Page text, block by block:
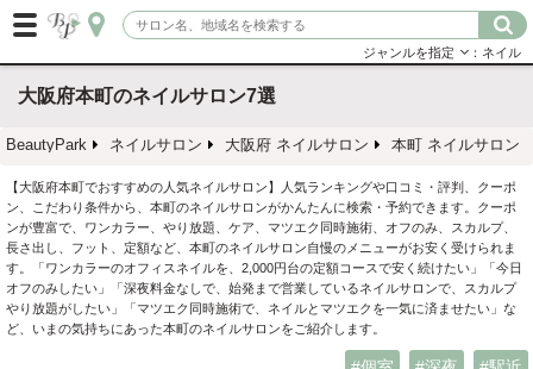
ジャンルを指定 ：ネイル
大阪府本町のネイルサロン7選
BeautyPark ネイルサロン 大阪府 ネイルサロン 本町 ネイルサロン
【大阪府本町でおすすめの人気ネイルサロン】人気ランキングや口コミ・評判、クーポ
ン、こだわり条件から、本町のネイルサロンがかんたんに検索・予約できます。クーポ
ンが豊富で、ワンカラー、やり放題、ケア、マツエク同時施術、オフのみ、スカルプ、
長さ出し、フット、定額など、本町のネイルサロン自慢のメニューがお安く受けられま
す。「ワンカラーのオフィスネイルを、2,000円台の定額コースで安く続けたい」「今日
オフのみしたい」「深夜料金なしで、始発まで営業しているネイルサロンで、スカルプ
やり放題がしたい」「マツエク同時施術で、ネイルとマツエクを一気に済ませたい」な
ど、いまの気持ちにあった本町のネイルサロンをご紹介します。